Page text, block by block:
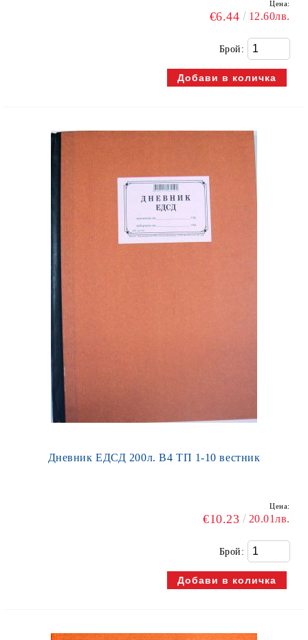
Цена:
€6.44 12.60лв.
Брой:
Дневник ЕДСД 200л. В4 ТП 1-10 вестник
Цена:
€10.23 20.01лв.
Брой: